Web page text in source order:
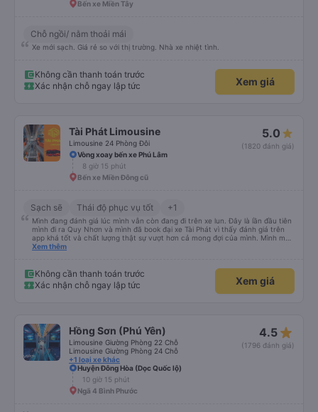
Bến xe Miền Tây
Chỗ ngồi/ nằm thoải mái
Xe mới sạch. Giá rẻ so với thị trường. Nhà xe nhiệt tình.
Không cần thanh toán trước
Xác nhận chỗ ngay lập tức
Xem giá
Tài Phát Limousine
Limousine 24 Phòng Đôi
5.0
(1820 đánh giá)
Vòng xoay bến xe Phú Lâm
8 giờ 15 phút
Bến xe Miền Đông cũ
Sạch sẽ Thái độ phục vụ tốt +1
Mình đang đánh giá lúc mình vẫn còn đang đi trên xe lun. Đây là lần đầu tiên
mình đi ra Quy Nhơn và mình đã book đại xe Tài Phát vì thấy đánh giá trên
app khá tốt và chất lượng thật sự vượt hơn cả mong đợi của mình. Mình mua
giường đôi và vừa đủ cho 2 người. Nhân viên của nhà xe phải nói là siêu nhiệt
trung chuyển và lên xe lớn thì luôn hỗ trợ xách vali giùm tụi mình. Trên xe thì
có cả bánh và sữa miễn phí cho khách còn chuẩn bị cả thuốc say xe, dép,
mền, gối và đặc biệt là có gối ôm. Nchung là phải chấm nhà xe 10 sao mới
Xem thêm
Không cần thanh toán trước
Xác nhận chỗ ngay lập tức
Xem giá
Hồng Sơn (Phú Yên)
Limousine Giường Phòng 22 Chỗ
Limousine Giường Phòng 24 Chỗ
+1 loại xe khác
4.5 star_rate
(1796 đánh giá)
Huyện Đông Hòa (Dọc Quốc lộ)
10 giờ 15 phút
Ngã 4 Bình Phước